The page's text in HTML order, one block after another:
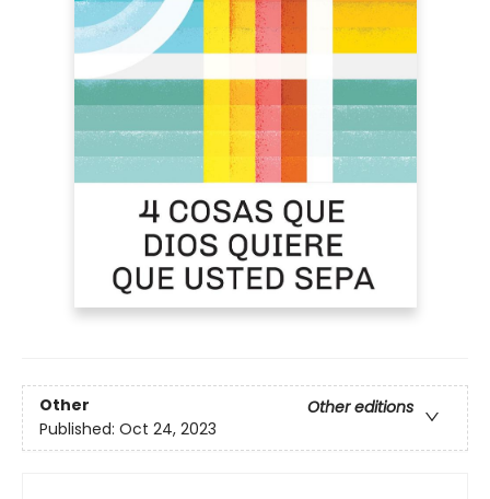
Other
Other editions
Published: Oct 24, 2023